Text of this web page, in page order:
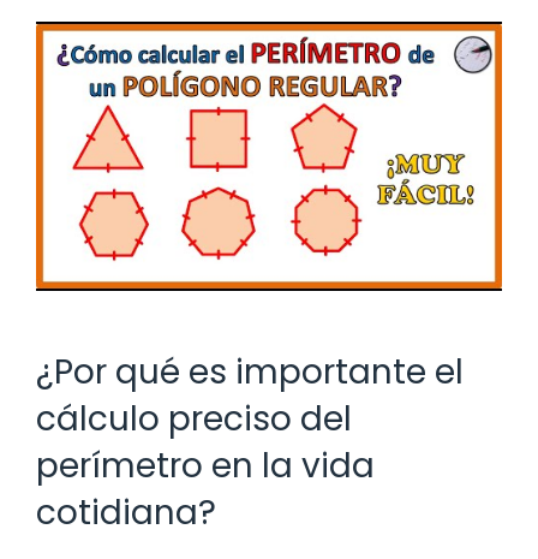
¿Por qué es importante el
cálculo preciso del
perímetro en la vida
cotidiana?